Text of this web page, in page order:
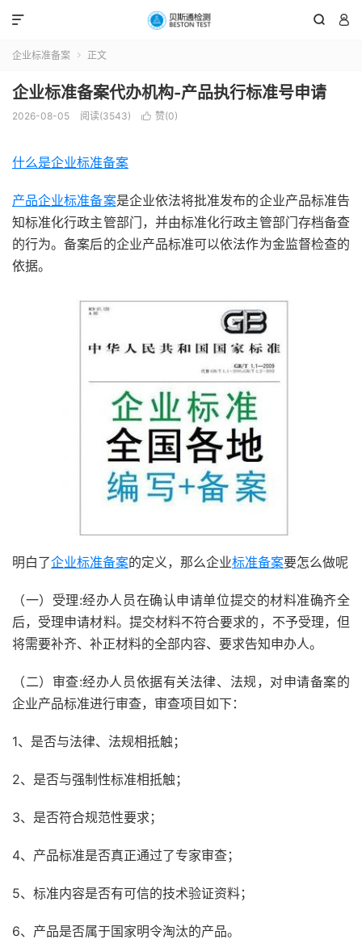
 

企业标准备案  正文
企业标准备案代办机构-产品执行标准号申请
2026-08-05 阅读(3543)  赞(0)
什么是企业标准备案
产品企业标准备案是企业依法将批准发布的企业产品标准告
知标准化行政主管部门，并由标准化行政主管部门存档备查
的行为。备案后的企业产品标准可以依法作为金监督检查的
依据。
明白了企业标准备案的定义，那么企业标准备案要怎么做呢
（一）受理:经办人员在确认申请单位提交的材料准确齐全
后，受理申请材料。提交材料不符合要求的，不予受理，但
将需要补齐、补正材料的全部内容、要求告知申办人。
（二）审查:经办人员依据有关法律、法规，对申请备案的
企业产品标准进行审查，审查项目如下：
1、是否与法律、法规相抵触；
2、是否与强制性标准相抵触；
3、是否符合规范性要求；
4、产品标准是否真正通过了专家审查；
5、标准内容是否有可信的技术验证资料；
6、产品是否属于国家明令淘汰的产品。